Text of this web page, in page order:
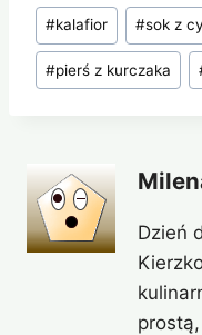
Tagi
wpisu:
#kalafior #sok z
#pierś z kurczaka
Dzień